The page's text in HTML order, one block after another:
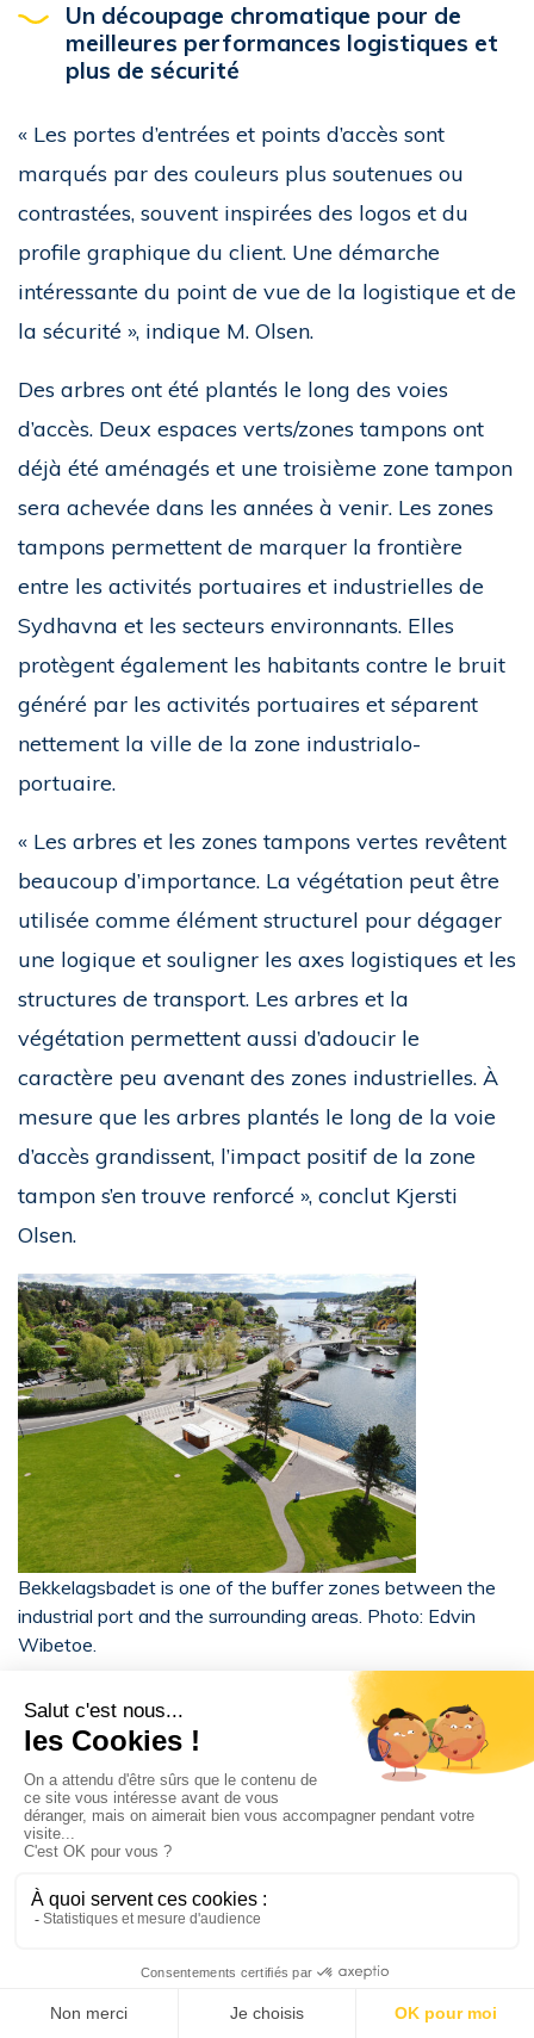
Un découpage chromatique pour de
meilleures performances logistiques et
plus de sécurité
« Les portes d’entrées et points d’accès sont
marqués par des couleurs plus soutenues ou
contrastées, souvent inspirées des logos et du
profile graphique du client. Une démarche
intéressante du point de vue de la logistique et de
la sécurité », indique M. Olsen.
Des arbres ont été plantés le long des voies
d’accès. Deux espaces verts/zones tampons ont
déjà été aménagés et une troisième zone tampon
sera achevée dans les années à venir. Les zones
tampons permettent de marquer la frontière
entre les activités portuaires et industrielles de
Sydhavna et les secteurs environnants. Elles
protègent également les habitants contre le bruit
généré par les activités portuaires et séparent
nettement la ville de la zone industrialo-
portuaire.
« Les arbres et les zones tampons vertes revêtent
beaucoup d’importance. La végétation peut être
utilisée comme élément structurel pour dégager
une logique et souligner les axes logistiques et les
structures de transport. Les arbres et la
végétation permettent aussi d’adoucir le
caractère peu avenant des zones industrielles. À
mesure que les arbres plantés le long de la voie
d’accès grandissent, l’impact positif de la zone
tampon s’en trouve renforcé », conclut Kjersti
Olsen.
Bekkelagsbadet is one of the buffer zones between the
industrial port and the surrounding areas. Photo: Edvin
Wibetoe.
Tags associés
Norvège
Oslo
dans la même catégorie